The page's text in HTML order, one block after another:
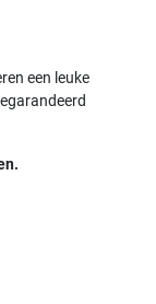
een leuke